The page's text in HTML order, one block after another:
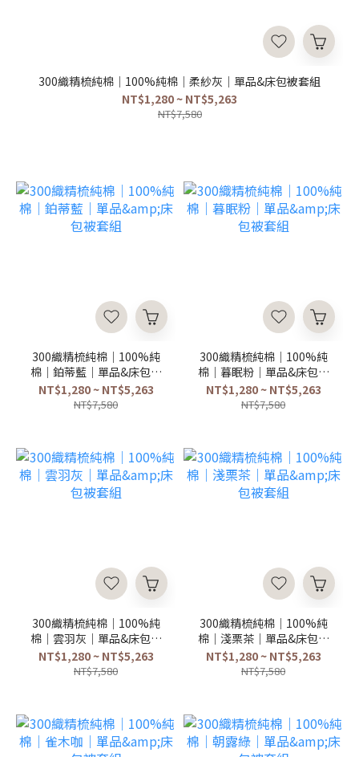
300織精梳純棉｜100%純棉｜柔紗灰｜單品&床包被套組
NT$1,280 ~ NT$5,263
NT$7,580
300織精梳純棉｜100%純
棉｜鉑蒂藍｜單品&床包被
套組
NT$1,280 ~ NT$5,263
NT$7,580
300織精梳純棉｜100%純
棉｜暮眠粉｜單品&床包被
套組
NT$1,280 ~ NT$5,263
NT$7,580
300織精梳純棉｜100%純
棉｜雲羽灰｜單品&床包被
套組
NT$1,280 ~ NT$5,263
NT$7,580
300織精梳純棉｜100%純
棉｜淺栗茶｜單品&床包被
套組
NT$1,280 ~ NT$5,263
NT$7,580